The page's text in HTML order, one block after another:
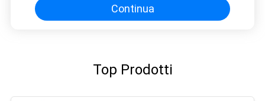
Continua
Top Prodotti